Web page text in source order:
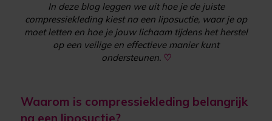
In deze blog leggen we uit hoe je de juiste
compressiekleding kiest na een liposuctie, waar je op
moet letten en hoe je jouw lichaam tijdens het herstel
op een veilige en effectieve manier kunt
ondersteunen. ♡
Waarom is compressiekleding belangrijk
na een liposuctie?